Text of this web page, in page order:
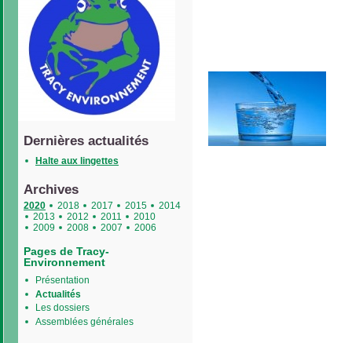
Dernières actualités
Halte aux lingettes
Archives
2020 2018 2017 2015
2014
2013
2012 2011
2010
2009
2008 2007 2006
Pages de Tracy-
Environnement
Présentation
Actualités
Les dossiers
Assemblées générales